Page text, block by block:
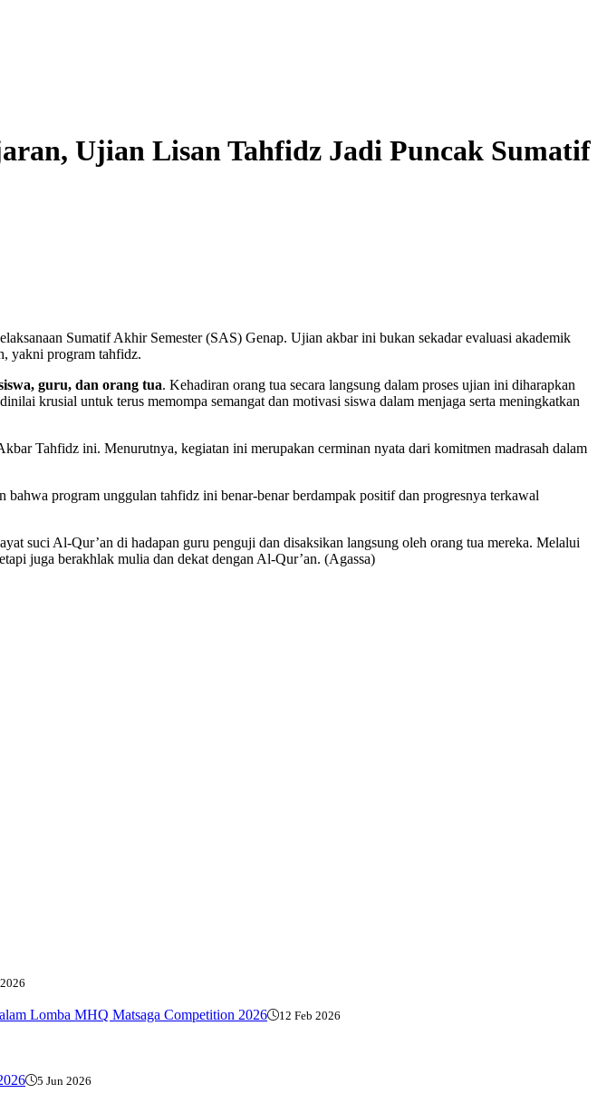
Ujian Lisan Tahfidz Jadi Puncak Sumatif
Sumatif Akhir Semester (SAS) Genap. Ujian akbar ini bukan sekadar evaluasi akademik
yakni program tahfidz.
guru, dan orang tua. Kehadiran orang tua secara langsung dalam proses ujian ini diharapkan
krusial untuk terus memompa semangat dan motivasi siswa dalam menjaga serta meningkatkan
Tahfidz ini. Menurutnya, kegiatan ini merupakan cerminan nyata dari komitmen madrasah dalam
program unggulan tahfidz ini benar-benar berdampak positif dan progresnya terkawal
suci Al-Qur’an di hadapan guru penguji dan disaksikan langsung oleh orang tua mereka. Melalui
juga berakhlak mulia dan dekat dengan Al-Qur’an. (Agassa)
Lomba MHQ Matsaga Competition 2026 12 Feb 2026
5 Jun 2026